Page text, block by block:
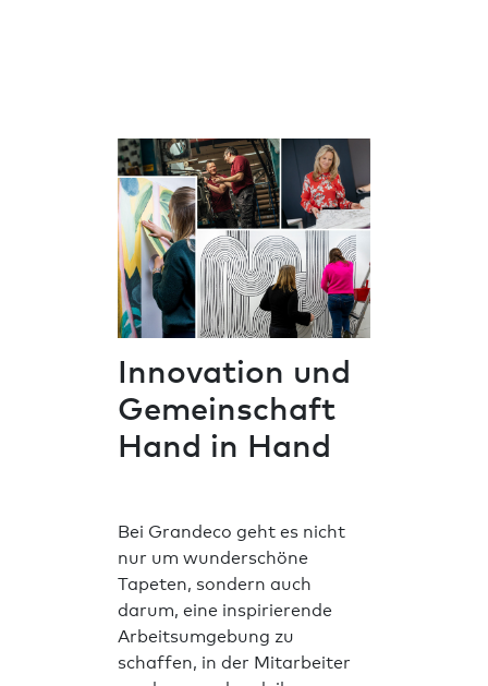
Innovation und
Gemeinschaft
Hand in Hand
Bei Grandeco geht es nicht
nur um wunderschöne
Tapeten, sondern auch
darum, eine inspirierende
Arbeitsumgebung zu
schaffen, in der Mitarbeiter